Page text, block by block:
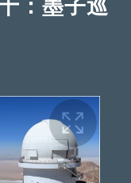
：墨子巡